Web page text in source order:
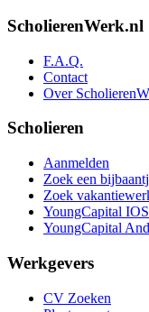
ScholierenWerk.nl
F.A.Q.
Contact
Over
Scholieren
Aanmelden
Zoek een
Zoek
YoungCapital
YoungCapital
Werkgevers
CV Zoeken